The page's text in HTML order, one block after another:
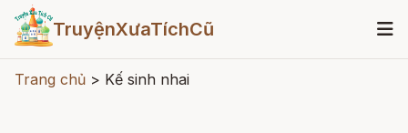
TruyệnXưaTíchCũ
Trang chủ > Kế sinh nhai